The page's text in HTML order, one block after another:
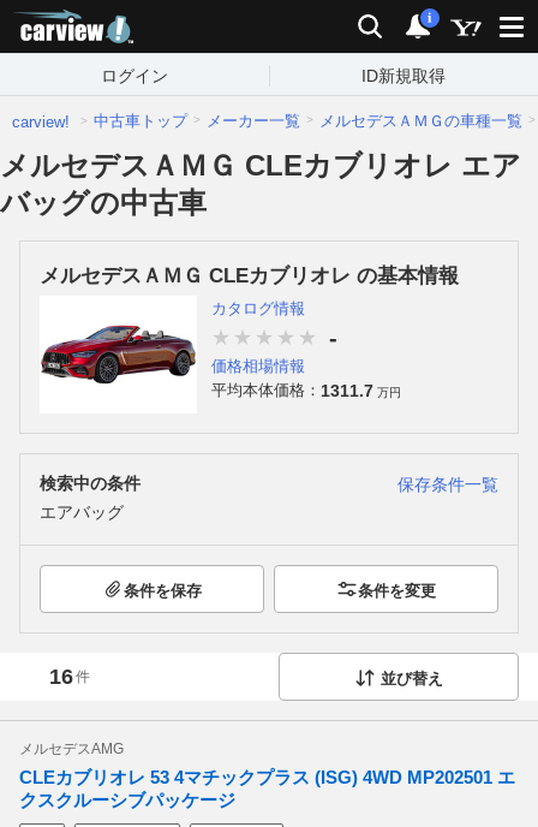
検索 通知
i
ログイン ID新規取得
carview! 中古車トップ メーカー一覧 メルセデスＡＭＧの車種一覧
メルセデスＡＭＧ CLEカブリオレ エア
バッグの中古車
メルセデスＡＭＧ CLEカブリオレ の基本情報
カタログ情報
-
価格相場情報
平均本体価格： 1311.7 万円
検索中の条件
保存条件一覧
エアバッグ
条件を保存 条件を変更
16件 並び替え
メルセデスAMG
CLEカブリオレ 53 4マチックプラス (ISG) 4WD MP202501 エ
クスクルーシブパッケージ